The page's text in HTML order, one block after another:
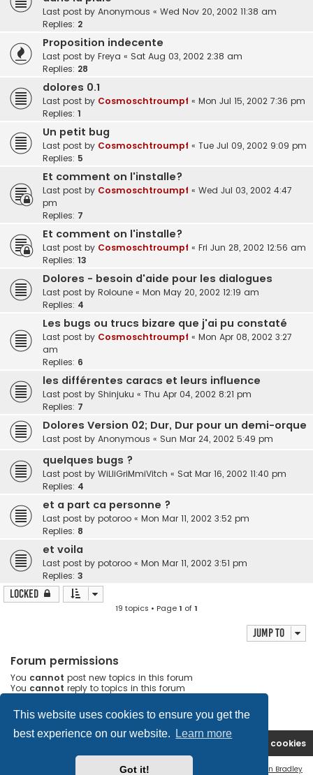
This website uses cookies to ensure you get the
best experience on our website.
Learn more
Got it!
Last post by Anonymous « Wed Nov 20, 2002 11:38 am
Replies: 2
Proposition indecente
Last post by Freya « Sat Aug 03, 2002 2:38 am
Replies: 28
dolores 0.1
Last post by Cosmoschtroumpf « Mon Jul 15, 2002 7:36 pm
Replies: 1
Un petit bug
Last post by Cosmoschtroumpf « Tue Jul 09, 2002 9:09 pm
Replies: 5
Et comment on l'installe?
Last post by Cosmoschtroumpf « Wed Jul 03, 2002 4:47
pm
Replies: 7
Et comment on l'installe?
Last post by Cosmoschtroumpf « Fri Jun 28, 2002 12:56 am
Replies: 13
Dolores - besoin d'aide pour les dialogues
Last post by Roloune « Mon May 20, 2002 12:19 am
Replies: 4
Les bugs ou trucs bizare que j'ai pu constaté
Last post by Cosmoschtroumpf « Mon Apr 08, 2002 3:27
am
Replies: 6
les différentes caracs et leurs influence
Last post by Shinjuku « Thu Apr 04, 2002 8:21 pm
Replies: 7
Dolores Version 02; Dur, Dur pour un demi-orque
Last post by Anonymous « Sun Mar 24, 2002 5:49 pm
quelques bugs ?
Last post by WiLliGriMmiVitch « Sat Mar 16, 2002 11:40 pm
Replies: 4
et a part ca personne ?
Last post by potoroo « Mon Mar 11, 2002 3:52 pm
Replies: 8
et voila
Last post by potoroo « Mon Mar 11, 2002 3:51 pm
Replies: 3
Locked
19 topics • Page1 of1
Jump to
Forum permissions
You cannot post new topics in this forum
You cannot reply to topics in this forum
You cannot delete your posts in this forum
Arcanum-fr Delete cookies
Ian Bradley